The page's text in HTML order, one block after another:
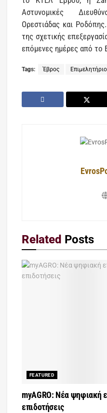
Αστυνομικές
Ορεστιάδας και
της σχετικής
επόμενες ημέρες από το
Tags: Έβρος
Related Posts
FEATURED
myAGRO: Νέα ψηφιακή
επιδοτήσεις